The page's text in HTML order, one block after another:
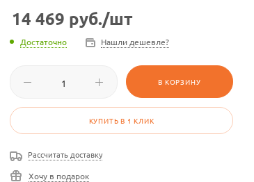
14 469 руб./шт
Достаточно Нашли дешевле?
В КОРЗИНУ
КУПИТЬ В 1 КЛИК
Рассчитать доставку
Хочу в подарок